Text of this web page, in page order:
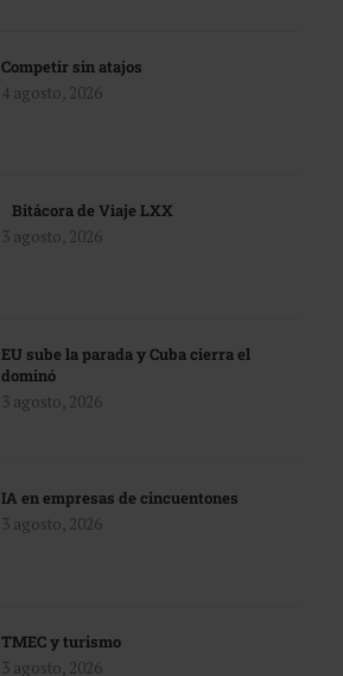
Competir sin atajos
4 agosto, 2026
Bitácora de Viaje LXX
3 agosto, 2026
EU sube la parada y Cuba cierra el
dominó
3 agosto, 2026
IA en empresas de cincuentones
3 agosto, 2026
TMEC y turismo
3 agosto, 2026